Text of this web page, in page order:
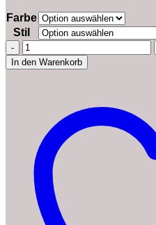
Farbe
Stil
Milu
Espressokocher
Induktion
Tassen
Edelstahl
Mokkakanne,
Espressokanne,
Espresso
In den Warenkorb